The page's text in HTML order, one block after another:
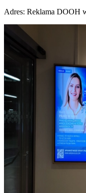
Adres: Reklama DOOH